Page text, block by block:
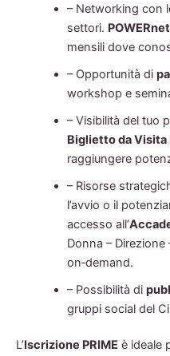
– Networking con
settori. POWERnet
mensili dove
– Opportunità di
workshop e
– Visibilità del tuo
Biglietto da Visita
raggiungere
– Risorse
l’avvio o il
accesso all’
Donna –
on‑demand.
– Possibilità di
gruppi social del
L’Iscrizione PRIME è ideale